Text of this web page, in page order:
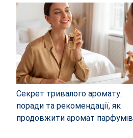
Секрет тривалого аромату:
поради та рекомендації, як
продовжити аромат парфумів